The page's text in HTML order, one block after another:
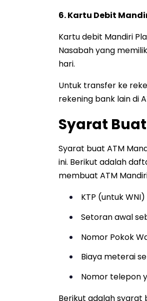
6. Kartu Debit
Kartu debit Mandiri
Nasabah yang
hari.
Untuk transfer ke
rekening bank lain di
Syarat
Syarat buat ATM
ini. Berikut adalah
membuat ATM
KTP (untuk
Setoran awal
Nomor Pokok
Biaya meterai
Nomor telepon
Berikut adalah syarat